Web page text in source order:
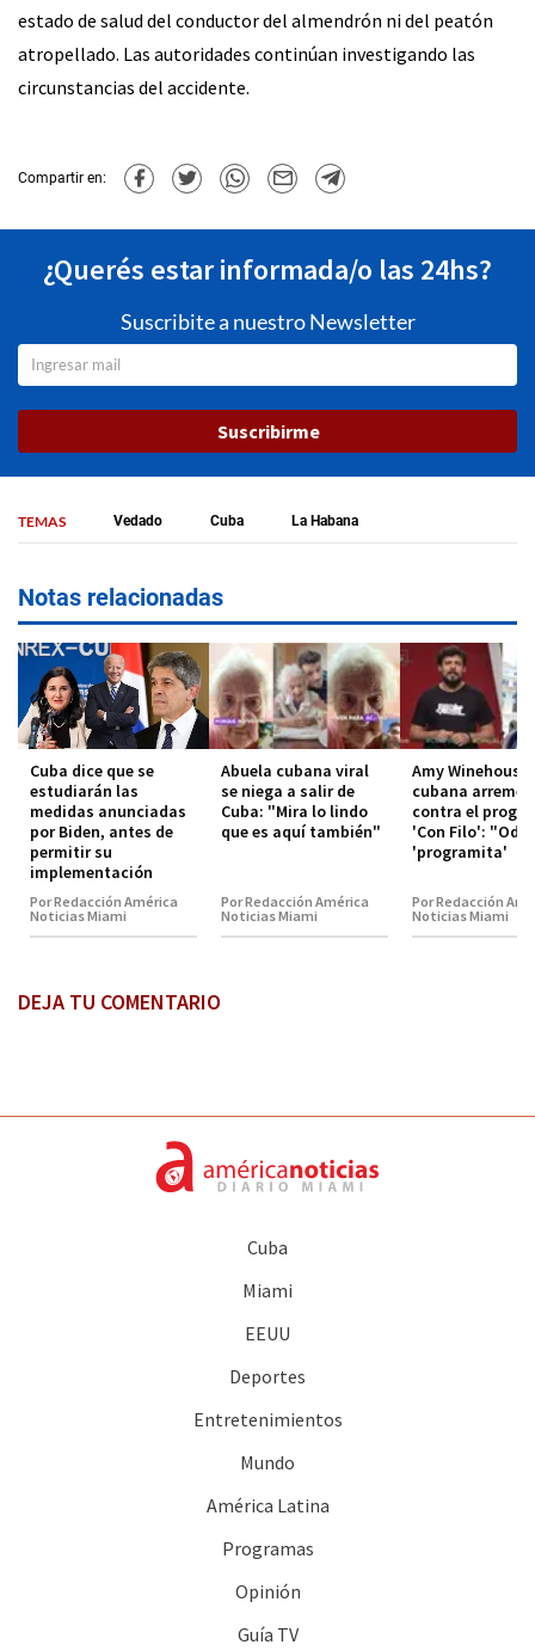
estado de salud del conductor del almendrón ni del peatón
atropellado. Las autoridades continúan investigando las
circunstancias del accidente.
Compartir en:
¿Querés estar informada/o las 24hs?
Suscribite a nuestro Newsletter
Suscribirme
TEMAS Vedado Cuba La Habana
Notas relacionadas
Cuba dice que se
estudiarán las
medidas anunciadas
por Biden, antes de
permitir su
implementación
Por Redacción América
Noticias Miami
Abuela cubana viral
se niega a salir de
Cuba: "Mira lo lindo
que es aquí también"
Por Redacción América
Noticias Miami
Amy Winehouse
cubana
contra el
'Con Filo':
'programita'
Por Redacción
Noticias Miami
DEJA TU COMENTARIO
Cuba
Miami
EEUU
Deportes
Entretenimientos
Mundo
América Latina
Programas
Opinión
Guía TV